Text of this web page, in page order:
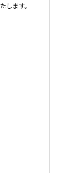
します。